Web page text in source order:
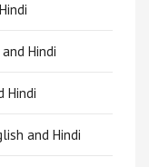
Hindi
Hindi
and Hindi